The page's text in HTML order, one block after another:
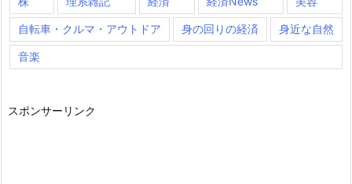
自転車・クルマ・アウトドア 身の回りの経済 身近な自然
音楽
スポンサーリンク